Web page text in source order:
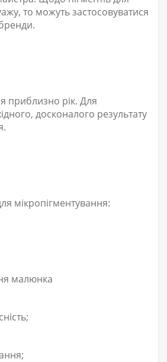
то можуть застосовуватися
приблизно рік. Для
досконалого результату
мікропігментування:
малюнка